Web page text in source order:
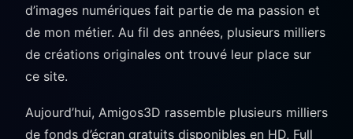
d’images numériques fait partie de ma passion et
de mon métier. Au fil des années, plusieurs milliers
de créations originales ont trouvé leur place sur
ce site.
Aujourd’hui, Amigos3D rassemble plusieurs milliers
de fonds d’écran gratuits disponibles en HD, Full